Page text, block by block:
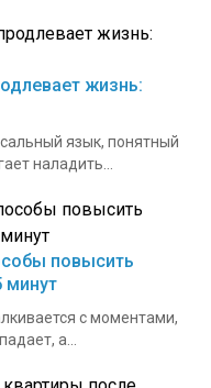
жизнь:
язык, понятный
наладить...
повысить
минут
с моментами,
а...